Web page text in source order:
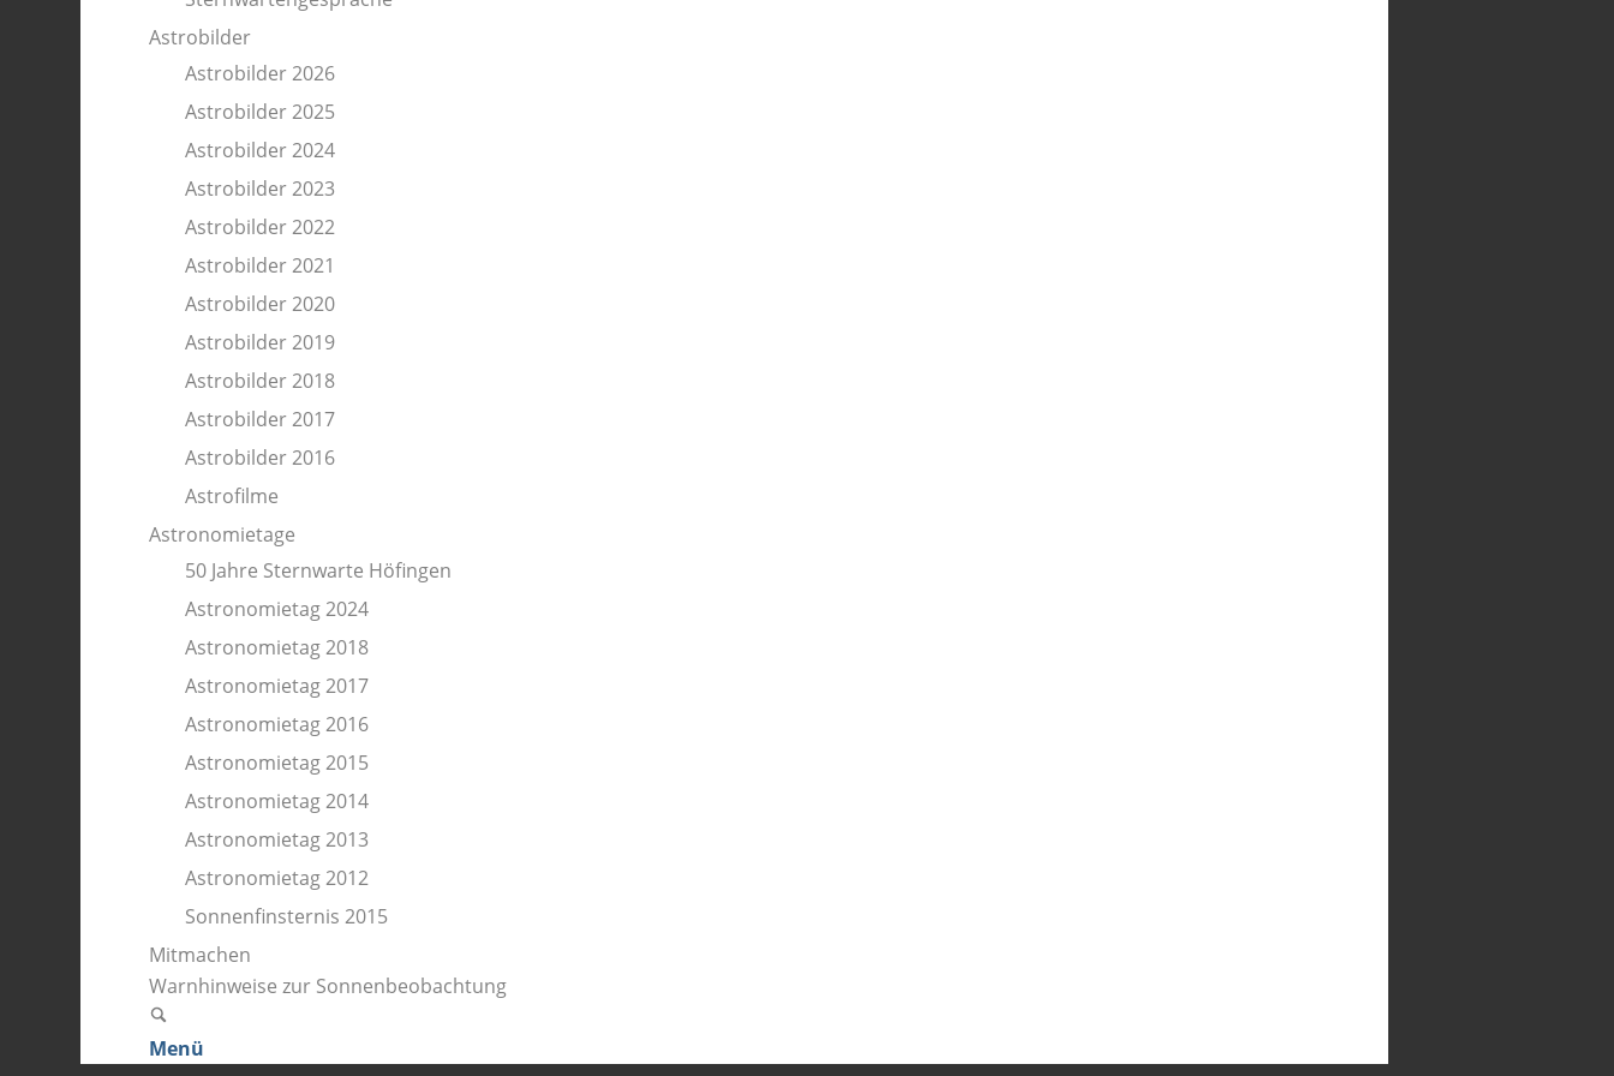
Astrobilder
Astrobilder 2026
Astrobilder 2025
Astrobilder 2024
Astrobilder 2023
Astrobilder 2022
Astrobilder 2021
Astrobilder 2020
Astrobilder 2019
Astrobilder 2018
Astrobilder 2017
Astrobilder 2016
Astrofilme
Astronomietage
50 Jahre Sternwarte Höfingen
Astronomietag 2024
Astronomietag 2018
Astronomietag 2017
Astronomietag 2016
Astronomietag 2015
Astronomietag 2014
Astronomietag 2013
Astronomietag 2012
Sonnenfinsternis 2015
Mitmachen
Warnhinweise zur Sonnenbeobachtung
Menü